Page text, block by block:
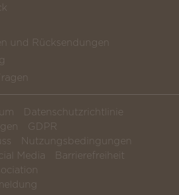
und Rücksendungen
Datenschutzrichtlinie
GDPR
Nutzungsbedingungen
Media
Barrierefreiheit